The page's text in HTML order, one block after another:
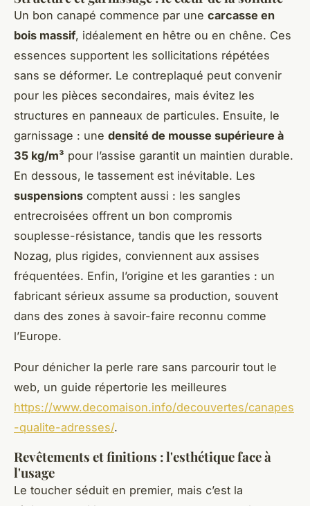
Un bon canapé commence par une carcasse en
bois massif, idéalement en hêtre ou en chêne. Ces
essences supportent les sollicitations répétées
sans se déformer. Le contreplaqué peut convenir
pour les pièces secondaires, mais évitez les
structures en panneaux de particules. Ensuite, le
garnissage : une densité de mousse supérieure à
35 kg/m³ pour l’assise garantit un maintien durable.
En dessous, le tassement est inévitable. Les
suspensions comptent aussi : les sangles
entrecroisées offrent un bon compromis
souplesse-résistance, tandis que les ressorts
Nozag, plus rigides, conviennent aux assises
fréquentées. Enfin, l’origine et les garanties : un
fabricant sérieux assume sa production, souvent
dans des zones à savoir-faire reconnu comme
l’Europe.
Pour dénicher la perle rare sans parcourir tout le
web, un guide répertorie les meilleures
https://www.decomaison.info/decouvertes/canapes
-qualite-adresses/.
Revêtements et finitions : l'esthétique face à
l'usage
Le toucher séduit en premier, mais c’est la